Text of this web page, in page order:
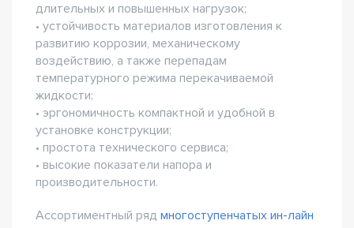
длительных и повышенных нагрузок;
• устойчивость материалов изготовления к
развитию коррозии, механическому
воздействию, а также перепадам
температурного режима перекачиваемой
жидкости;
• эргономичность компактной и удобной в
установке конструкции;
• простота технического сервиса;
• высокие показатели напора и
производительности.
Ассортиментный ряд многоступенчатых ин-лайн